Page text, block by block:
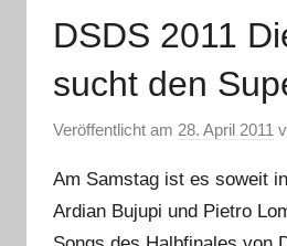
DSDS 2011
sucht den
Veröffentlicht am 28. April 2011
Am Samstag ist es soweit
Ardian Bujupi und Pietro